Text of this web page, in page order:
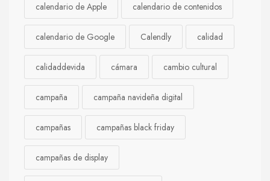
calendario de Apple calendario de contenidos
calendario de Google Calendly calidad
calidaddevida cámara cambio cultural
campaña campaña navideña digital
campañas campañas black friday
campañas de display